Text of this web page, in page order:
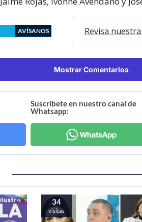
AVÍSANOS Revisa
Mostrar Comentarios
Suscríbete en nuestro canal de
Whatsapp:
34
visitas